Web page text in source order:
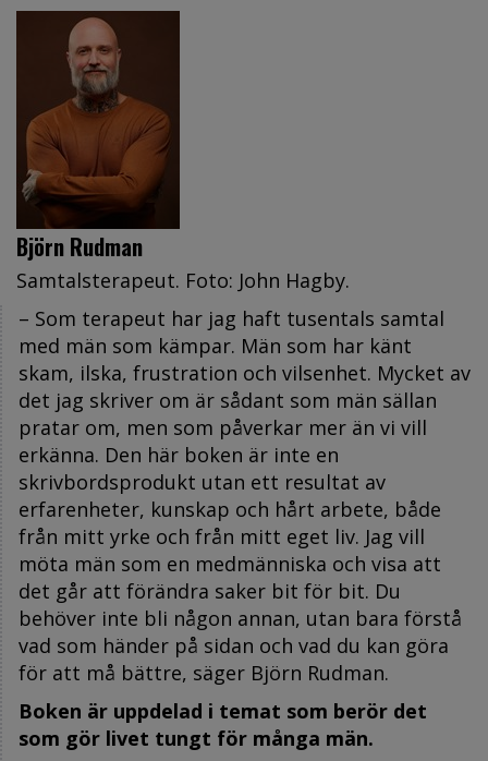
Björn Rudman
Samtalsterapeut. Foto: John Hagby.
– Som terapeut har jag haft tusentals samtal
med män som kämpar. Män som har känt
skam, ilska, frustration och vilsenhet. Mycket av
det jag skriver om är sådant som män sällan
pratar om, men som påverkar mer än vi vill
erkänna. Den här boken är inte en
skrivbordsprodukt utan ett resultat av
erfarenheter, kunskap och hårt arbete, både
från mitt yrke och från mitt eget liv. Jag vill
möta män som en medmänniska och visa att
det går att förändra saker bit för bit. Du
behöver inte bli någon annan, utan bara förstå
vad som händer på sidan och vad du kan göra
för att må bättre, säger Björn Rudman.
Boken är uppdelad i temat som berör det
som gör livet tungt för många män.